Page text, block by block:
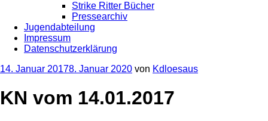
Strike Ritter Bücher
Pressearchiv
Jugendabteilung
Impressum
Datenschutzerklärung
Veröffentlicht
14. Januar 20178. Januar 2020 von Kdloesaus
KN vom 14.01.2017